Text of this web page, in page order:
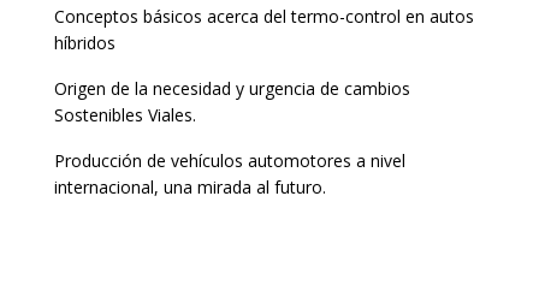
Conceptos básicos acerca del termo-control en autos
híbridos
Origen de la necesidad y urgencia de cambios
Sostenibles Viales.
Producción de vehículos automotores a nivel
internacional, una mirada al futuro.